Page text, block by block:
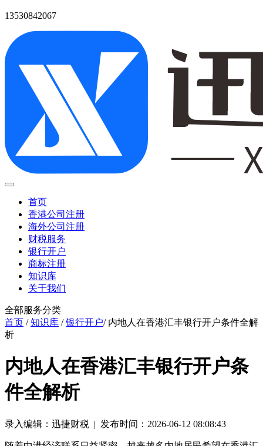
13530842067
首页
香港公司注册
海外公司注册
财税服务
银行开户
商标注册
知识库
关于我们
全部服务分类
首页 /知识库 /银行开户/ 内地人在香港汇丰银行开户条件全解
析
内地人在香港汇丰银行开户条
件全解析
录入编辑：迅捷财税 | 发布时间：2026-06-12 08:08:43